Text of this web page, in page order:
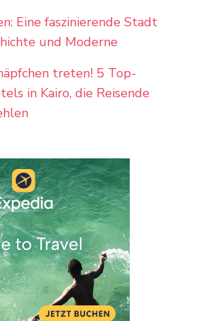
Eine faszinierende Stadt
und Moderne
treten! 5 Top-
in Kairo, die Reisende